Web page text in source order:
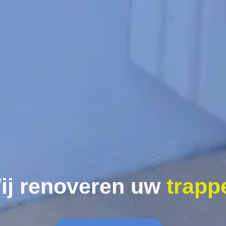
renoveren uw